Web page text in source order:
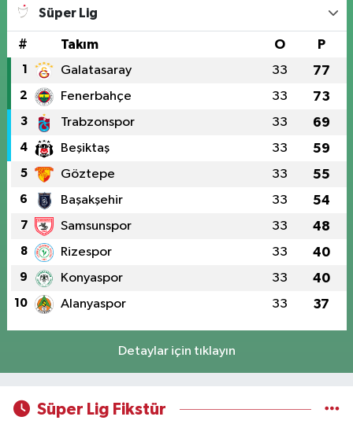
Süper Lig
# Takım O P
1 Galatasaray 33 77
2 Fenerbahçe 33 73
3 Trabzonspor 33 69
4 Beşiktaş 33 59
5 Göztepe 33 55
6 Başakşehir 33 54
7 Samsunspor 33 48
8 Rizespor 33 40
9 Konyaspor 33 40
10 Alanyaspor 33 37
Detaylar için tıklayın
Süper Lig Fikstür